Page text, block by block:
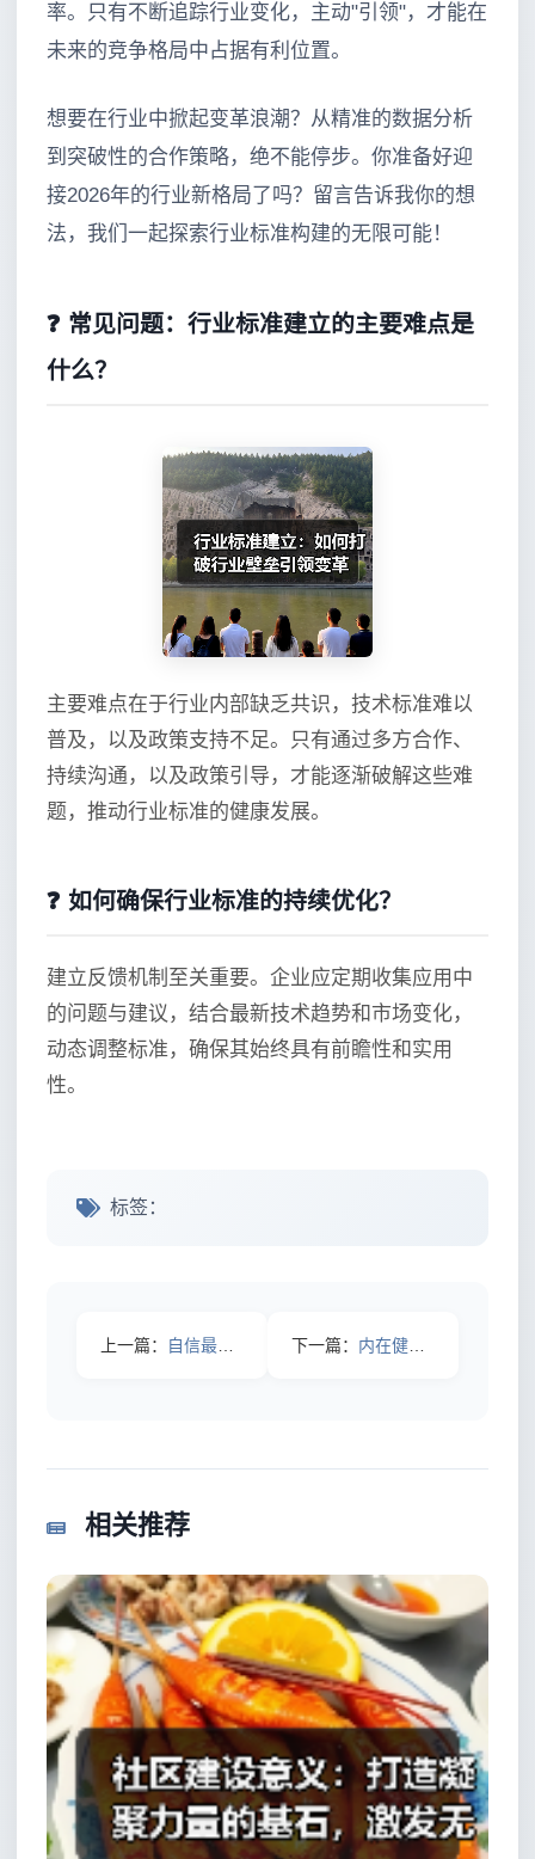
率。只有不断追踪行业变化，主动"引领"，才能在
未来的竞争格局中占据有利位置。
想要在行业中掀起变革浪潮？从精准的数据分析
到突破性的合作策略，绝不能停步。你准备好迎
接2026年的行业新格局了吗？留言告诉我你的想
法，我们一起探索行业标准构建的无限可能！
❓ 常见问题：行业标准建立的主要难点是
什么？
主要难点在于行业内部缺乏共识，技术标准难以
普及，以及政策支持不足。只有通过多方合作、
持续沟通，以及政策引导，才能逐渐破解这些难
题，推动行业标准的健康发展。
❓ 如何确保行业标准的持续优化？
建立反馈机制至关重要。企业应定期收集应用中
的问题与建议，结合最新技术趋势和市场变化，
动态调整标准，确保其始终具有前瞻性和实用
性。
标签：
上一篇： 自信最重要：如何突破心理壁垒打造坚不可摧的内心 下一篇： 内在健康外在美：从内到外的完美蜕变秘诀
相关推荐